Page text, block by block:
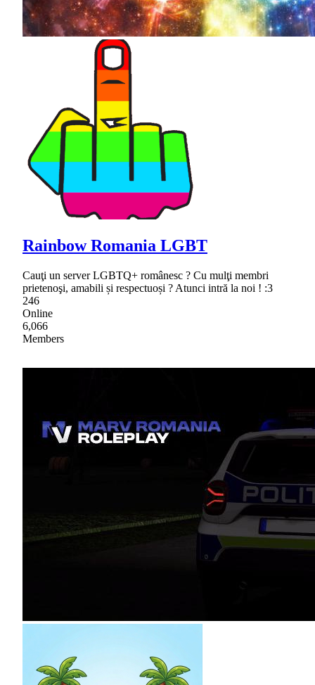
Rainbow Romania LGBT
Cauţi un server LGBTQ+ românesc ? Cu mulţi membri
prietenoşi, amabili și respectuoși ? Atunci intră la noi ! :3
246
Online
6,066
Members